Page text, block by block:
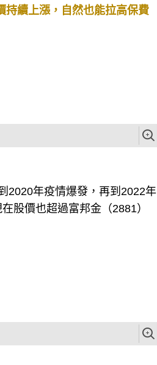
持續上漲，自然也能拉高保費
2020年疫情爆發，再到2022年
股價也超過富邦金（2881）